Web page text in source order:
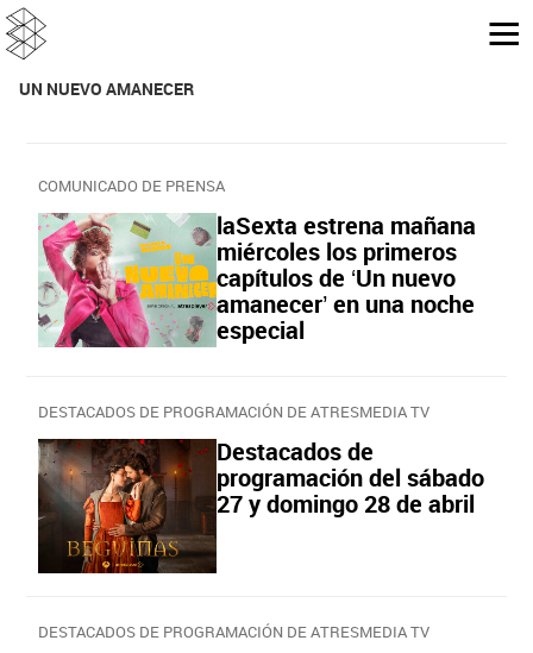
UN NUEVO AMANECER
COMUNICADO DE PRENSA
laSexta estrena mañana
miércoles los primeros
capítulos de ‘Un nuevo
amanecer’ en una noche
especial
DESTACADOS DE PROGRAMACIÓN DE ATRESMEDIA TV
Destacados de
programación del sábado
27 y domingo 28 de abril
DESTACADOS DE PROGRAMACIÓN DE ATRESMEDIA TV